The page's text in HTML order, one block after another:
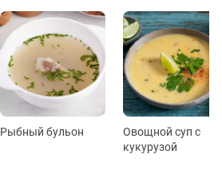
Рыбный бульон
Овощной суп с
кукурузой